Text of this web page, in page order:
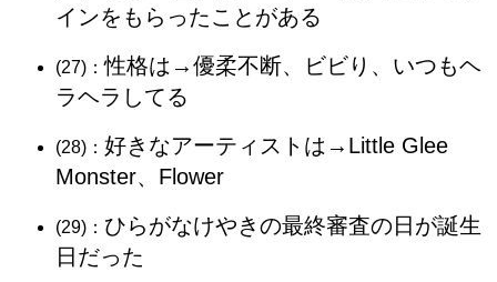
インをもらったことがある
(27)：性格は→優柔不断、ビビり、いつもヘ
ラヘラしてる
(28)： 好きなアーティストは→Little Glee
Monster、Flower
(29)： ひらがなけやきの最終審査の日が誕生
日だった